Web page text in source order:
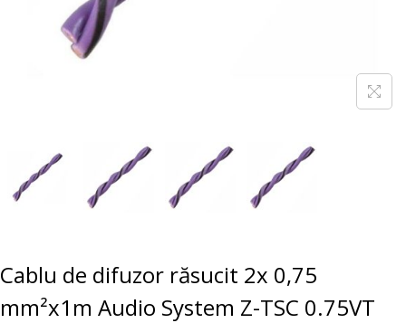
Cablu de difuzor răsucit 2x 0,75
mm²x1m Audio System Z-TSC 0.75VT